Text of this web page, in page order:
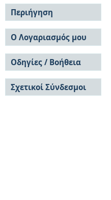
Περιήγηση
Σε όλο το DSpace
Κοινότητες & Συλλογές
Ανά Ημερομηνία
Έκδοσης
Συγγραφείς
Τίτλοι
Θέματα
Ο Λογαριασμός μου
Σύνδεση
Εγγραφή
Οδηγίες / Βοήθεια
Οδηγίες Υποβολής
Οδηγίες Χρήσης ΙΑ
Συχνές Ερωτήσεις
Σχετικοί Σύνδεσμοι